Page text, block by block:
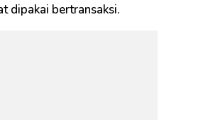
dipakai bertransaksi.